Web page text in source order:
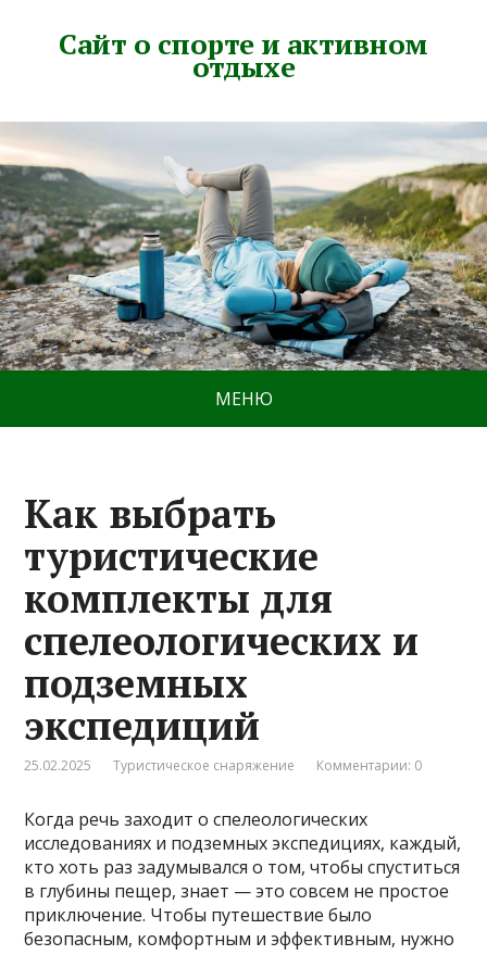
Сайт о спорте и активном
отдыхе
МЕНЮ
Как выбрать
туристические
комплекты для
спелеологических и
подземных
экспедиций
25.02.2025 Туристическое снаряжение Комментарии: 0
Когда речь заходит о спелеологических
исследованиях и подземных экспедициях, каждый,
кто хоть раз задумывался о том, чтобы спуститься
в глубины пещер, знает — это совсем не простое
приключение. Чтобы путешествие было
безопасным, комфортным и эффективным, нужно